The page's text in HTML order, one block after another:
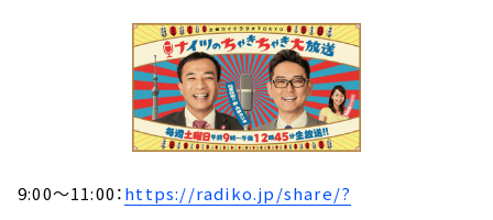
9:00～11:00：https://radiko.jp/share/?